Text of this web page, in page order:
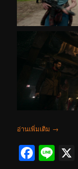
อ่านเพิ่มเติม →